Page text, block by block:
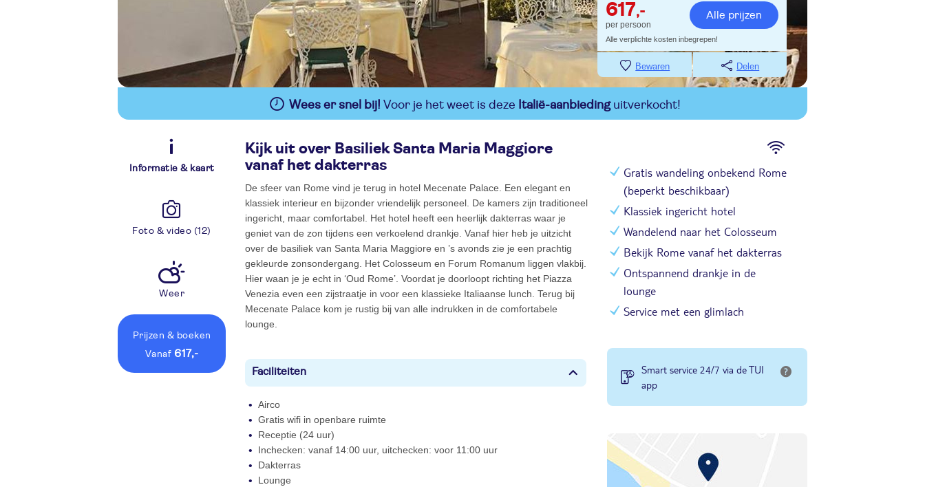
617,-
per persoon
Alle prijzen
Alle verplichte kosten inbegrepen!
Bewaren Delen
Wees er snel bij! Voor je het weet is deze Italië-aanbiedinguitverkocht!
Informatie & kaart
Foto & video (12)
Weer
Prijzen & boeken
vanaf 617,-
Kijk uit over Basiliek Santa Maria Maggiore
vanaf het dakterras
De sfeer van Rome vind je terug in hotel Mecenate Palace. Een elegant en
klassiek interieur en bijzonder vriendelijk personeel. De kamers zijn traditioneel
ingericht, maar comfortabel. Het hotel heeft een heerlijk dakterras waar je
geniet van de zon tijdens een verkoelend drankje. Vanaf hier heb je uitzicht
over de basiliek van Santa Maria Maggiore en ’s avonds zie je een prachtig
gekleurde zonsondergang. Het Colosseum en Forum Romanum liggen vlakbij.
Hier waan je je echt in ‘Oud Rome’. Voordat je doorloopt richting het Piazza
Venezia even een zijstraatje in voor een klassieke Italiaanse lunch. Terug bij
Mecenate Palace kom je rustig bij van alle indrukken in de comfortabele
lounge.
Faciliteiten
Airco
Gratis wifi in openbare ruimte
Receptie (24 uur)
Inchecken: vanaf 14:00 uur, uitchecken: voor 11:00 uur
Dakterras
Lounge
Gratis wandeling onbekend Rome
(beperkt beschikbaar)
Klassiek ingericht hotel
Wandelend naar het Colosseum
Bekijk Rome vanaf het dakterras
Ontspannend drankje in de
lounge
Service met een glimlach
Smart service 24/7 via de TUI
app